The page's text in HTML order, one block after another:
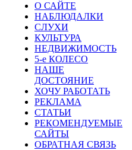
О САЙТЕ
НАБЛЮДАЛКИ
СЛУХИ
КУЛЬТУРА
НЕДВИЖИМОСТЬ
5-е КОЛЕСО
НАШЕ
ДОСТОЯНИЕ
ХОЧУ РАБОТАТЬ
РЕКЛАМА
СТАТЬИ
РЕКОМЕНДУЕМЫЕ
САЙТЫ
ОБРАТНАЯ СВЯЗЬ